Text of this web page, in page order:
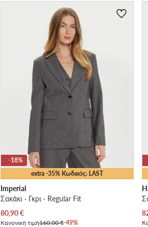
extra -35% Κωδικός: LAST
-18%
Imperial
Σακάκι · Γκρι · Regular Fit
Τρέχουσα τιμή
80,90€
Κανονική τιμή160,00 €-49%